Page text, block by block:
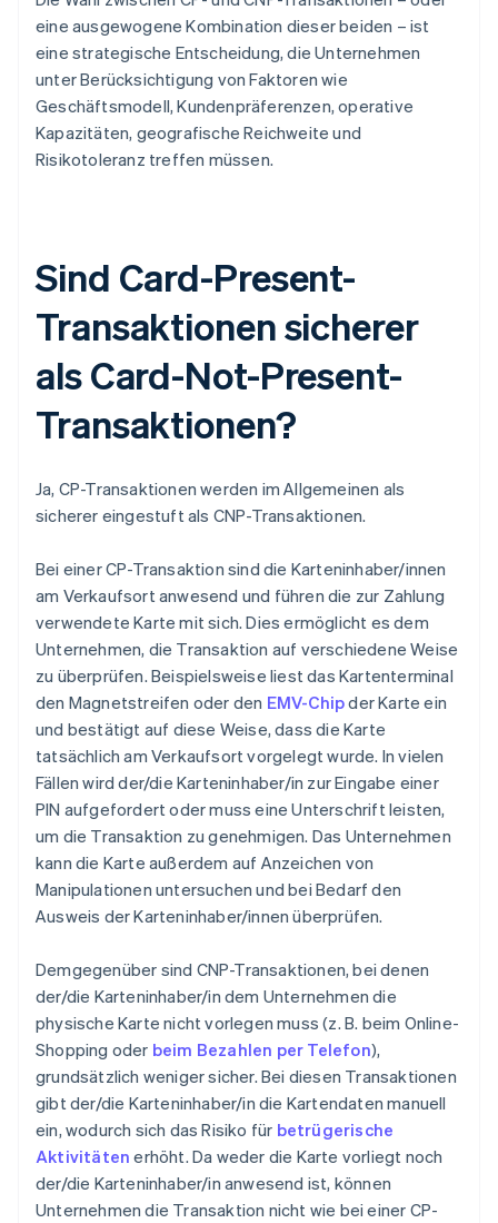
eine ausgewogene Kombination dieser beiden – ist
eine strategische Entscheidung, die Unternehmen
unter Berücksichtigung von Faktoren wie
Geschäftsmodell, Kundenpräferenzen, operative
Kapazitäten, geografische Reichweite und
Risikotoleranz treffen müssen.
Sind Card-Present-
Transaktionen sicherer
als Card-Not-Present-
Transaktionen?
Ja, CP-Transaktionen werden im Allgemeinen als
sicherer eingestuft als CNP-Transaktionen.
Bei einer CP-Transaktion sind die Karteninhaber/innen
am Verkaufsort anwesend und führen die zur Zahlung
verwendete Karte mit sich. Dies ermöglicht es dem
Unternehmen, die Transaktion auf verschiedene Weise
zu überprüfen. Beispielsweise liest das Kartenterminal
den Magnetstreifen oder den EMV-Chipder Karte ein
und bestätigt auf diese Weise, dass die Karte
tatsächlich am Verkaufsort vorgelegt wurde. In vielen
Fällen wird der/die Karteninhaber/in zur Eingabe einer
PIN aufgefordert oder muss eine Unterschrift leisten,
um die Transaktion zu genehmigen. Das Unternehmen
kann die Karte außerdem auf Anzeichen von
Manipulationen untersuchen und bei Bedarf den
Ausweis der Karteninhaber/innen überprüfen.
Demgegenüber sind CNP-Transaktionen, bei denen
der/die Karteninhaber/in dem Unternehmen die
physische Karte nicht vorlegen muss (z. B. beim Online-
Shopping oder beim Bezahlen per Telefon),
grundsätzlich weniger sicher. Bei diesen Transaktionen
gibt der/die Karteninhaber/in die Kartendaten manuell
ein, wodurch sich das Risiko für betrügerische
Aktivitäten erhöht. Da weder die Karte vorliegt noch
der/die Karteninhaber/in anwesend ist, können
Unternehmen die Transaktion nicht wie bei einer CP-